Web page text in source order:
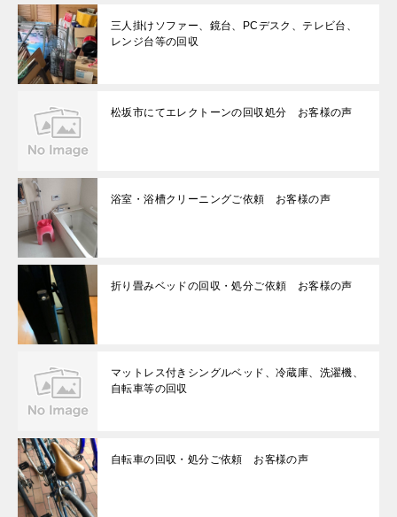
三人掛けソファー、鏡台、PCデスク、テレビ台、
レンジ台等の回収
松坂市にてエレクトーンの回収処分 お客様の声
浴室・浴槽クリーニングご依頼 お客様の声
折り畳みベッドの回収・処分ご依頼 お客様の声
マットレス付きシングルベッド、冷蔵庫、洗濯機、
自転車等の回収
自転車の回収・処分ご依頼 お客様の声